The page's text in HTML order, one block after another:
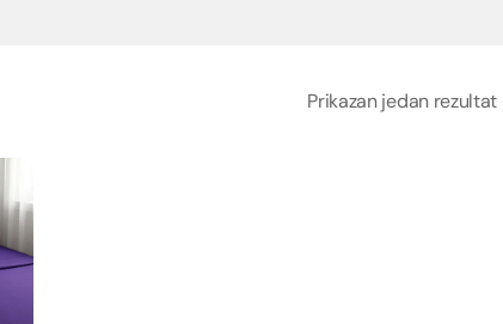
Prikazan jedan rezultat